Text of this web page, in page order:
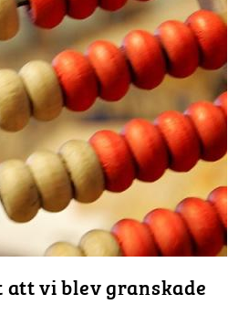
vi blev granskade